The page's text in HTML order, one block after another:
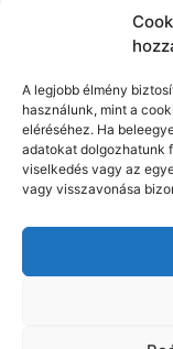
A legjobb élmény
használunk, mint a
eléréséhez. Ha
adatokat dolgozhatunk
viselkedés vagy az
vagy visszavonása
ha azt
evés
csinálni.
További tippeket
a posztot, akkor
felejts el bekövetni